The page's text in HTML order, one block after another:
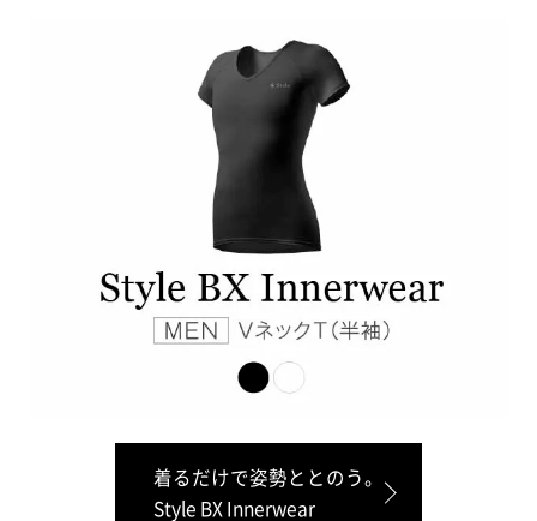
着るだけで姿勢ととのう。
Style BX Innerwear